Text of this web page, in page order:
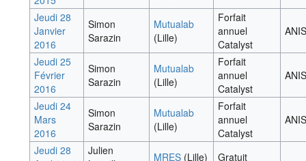
Jeudi 28
Janvier
2016
Simon
Sarazin
Mutualab
(Lille)
Forfait
annuel
Catalyst
ANIS
Jeudi 25
Février
2016
Simon
Sarazin
Mutualab
(Lille)
Forfait
annuel
Catalyst
ANIS
Jeudi 24
Mars
2016
Simon
Sarazin
Mutualab
(Lille)
Forfait
annuel
Catalyst
ANIS
Jeudi 28
Julien
MRES(Lille)
Gratuit